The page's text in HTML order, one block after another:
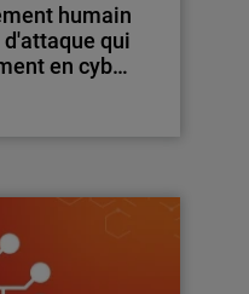
humain
qui
en cyb…